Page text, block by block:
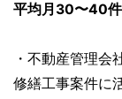
平均月30〜40
・不動産管理会
修繕工事案件に